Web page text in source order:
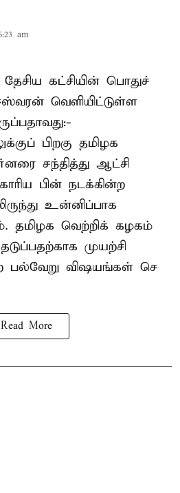
am
கட்சியின் பொதுச்
வெளியிட்டுள்ள
பிறகு தமிழக
சந்தித்து ஆட்சி
பின் நடக்கின்ற
உன்னிப்பாக
தமிழக வெற்றிக் கழகம்
முயற்சி
பல்வேறு விஷயங்கள் செ
Read More